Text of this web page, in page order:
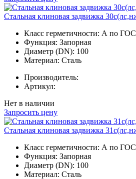
Стальная клиновая задвижка
Класс герметичности: А по
Функция: Запорная
Диаметр (DN): 100
Материал: Сталь
Производитель:
Артикул:
Нет в наличии
Запросить цену
Стальная клиновая задвижка
Класс герметичности: А по
Функция: Запорная
Диаметр (DN): 100
Материал: Сталь